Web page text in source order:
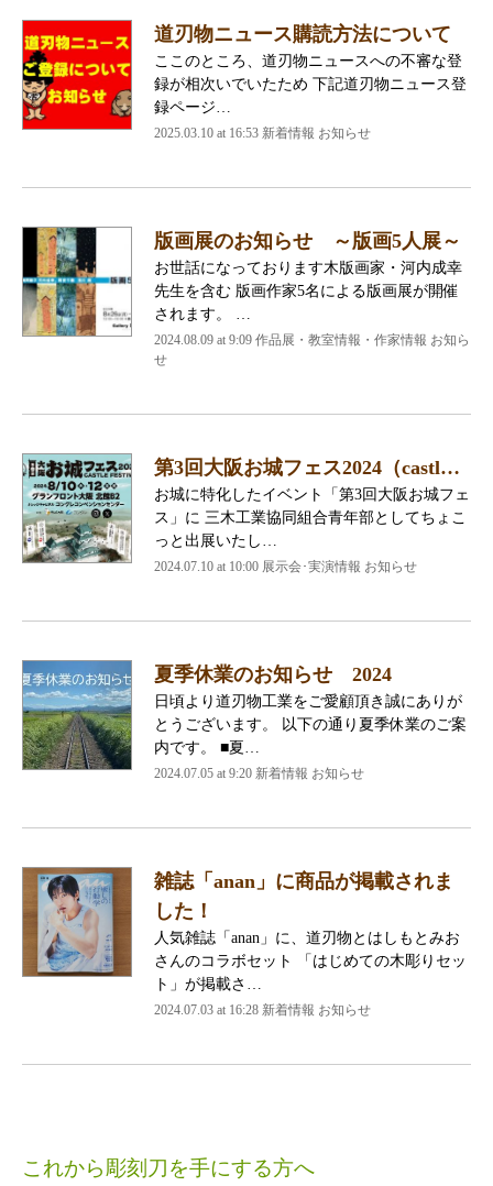
道刃物ニュース購読方法について
ここのところ、道刃物ニュースへの不審な登
録が相次いでいたため 下記道刃物ニュース登
録ページ…
2025.03.10 at 16:53 新着情報 お知らせ
版画展のお知らせ ～版画5人展～
お世話になっております木版画家・河内成幸
先生を含む 版画作家5名による版画展が開催
されます。 …
2024.08.09 at 9:09 作品展・教室情報・作家情報 お知ら
せ
第3回大阪お城フェス2024（castl…
お城に特化したイベント「第3回大阪お城フェ
ス」に 三木工業協同組合青年部としてちょこ
っと出展いたし…
2024.07.10 at 10:00 展示会･実演情報 お知らせ
夏季休業のお知らせ 2024
日頃より道刃物工業をご愛顧頂き誠にありが
とうございます。 以下の通り夏季休業のご案
内です。 ■夏…
2024.07.05 at 9:20 新着情報 お知らせ
雑誌「anan」に商品が掲載されま
した！
人気雑誌「anan」に、道刃物とはしもとみお
さんのコラボセット 「はじめての木彫りセッ
ト」が掲載さ…
2024.07.03 at 16:28 新着情報 お知らせ
これから彫刻刀を手にする方へ